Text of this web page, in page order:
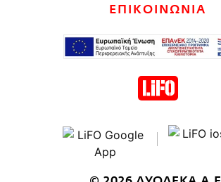
ΕΠΙΚΟΙΝΩΝΙΑ